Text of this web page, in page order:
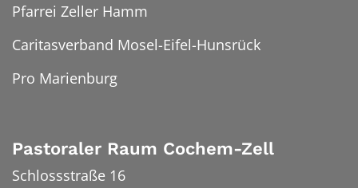
Pfarrei Zeller Hamm
Caritasverband Mosel-Eifel-Hunsrück
Pro Marienburg
Pastoraler Raum Cochem-Zell
Schlossstraße 16